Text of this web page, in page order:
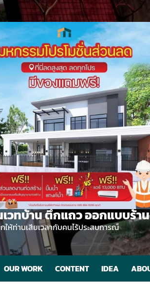
เวทบ้าน ตึกแถว ออกแบบร้าน
กให้ท่านเสียเวลากับคนไร้ประสบการณ์
OUR WORK CONTENT IDEA